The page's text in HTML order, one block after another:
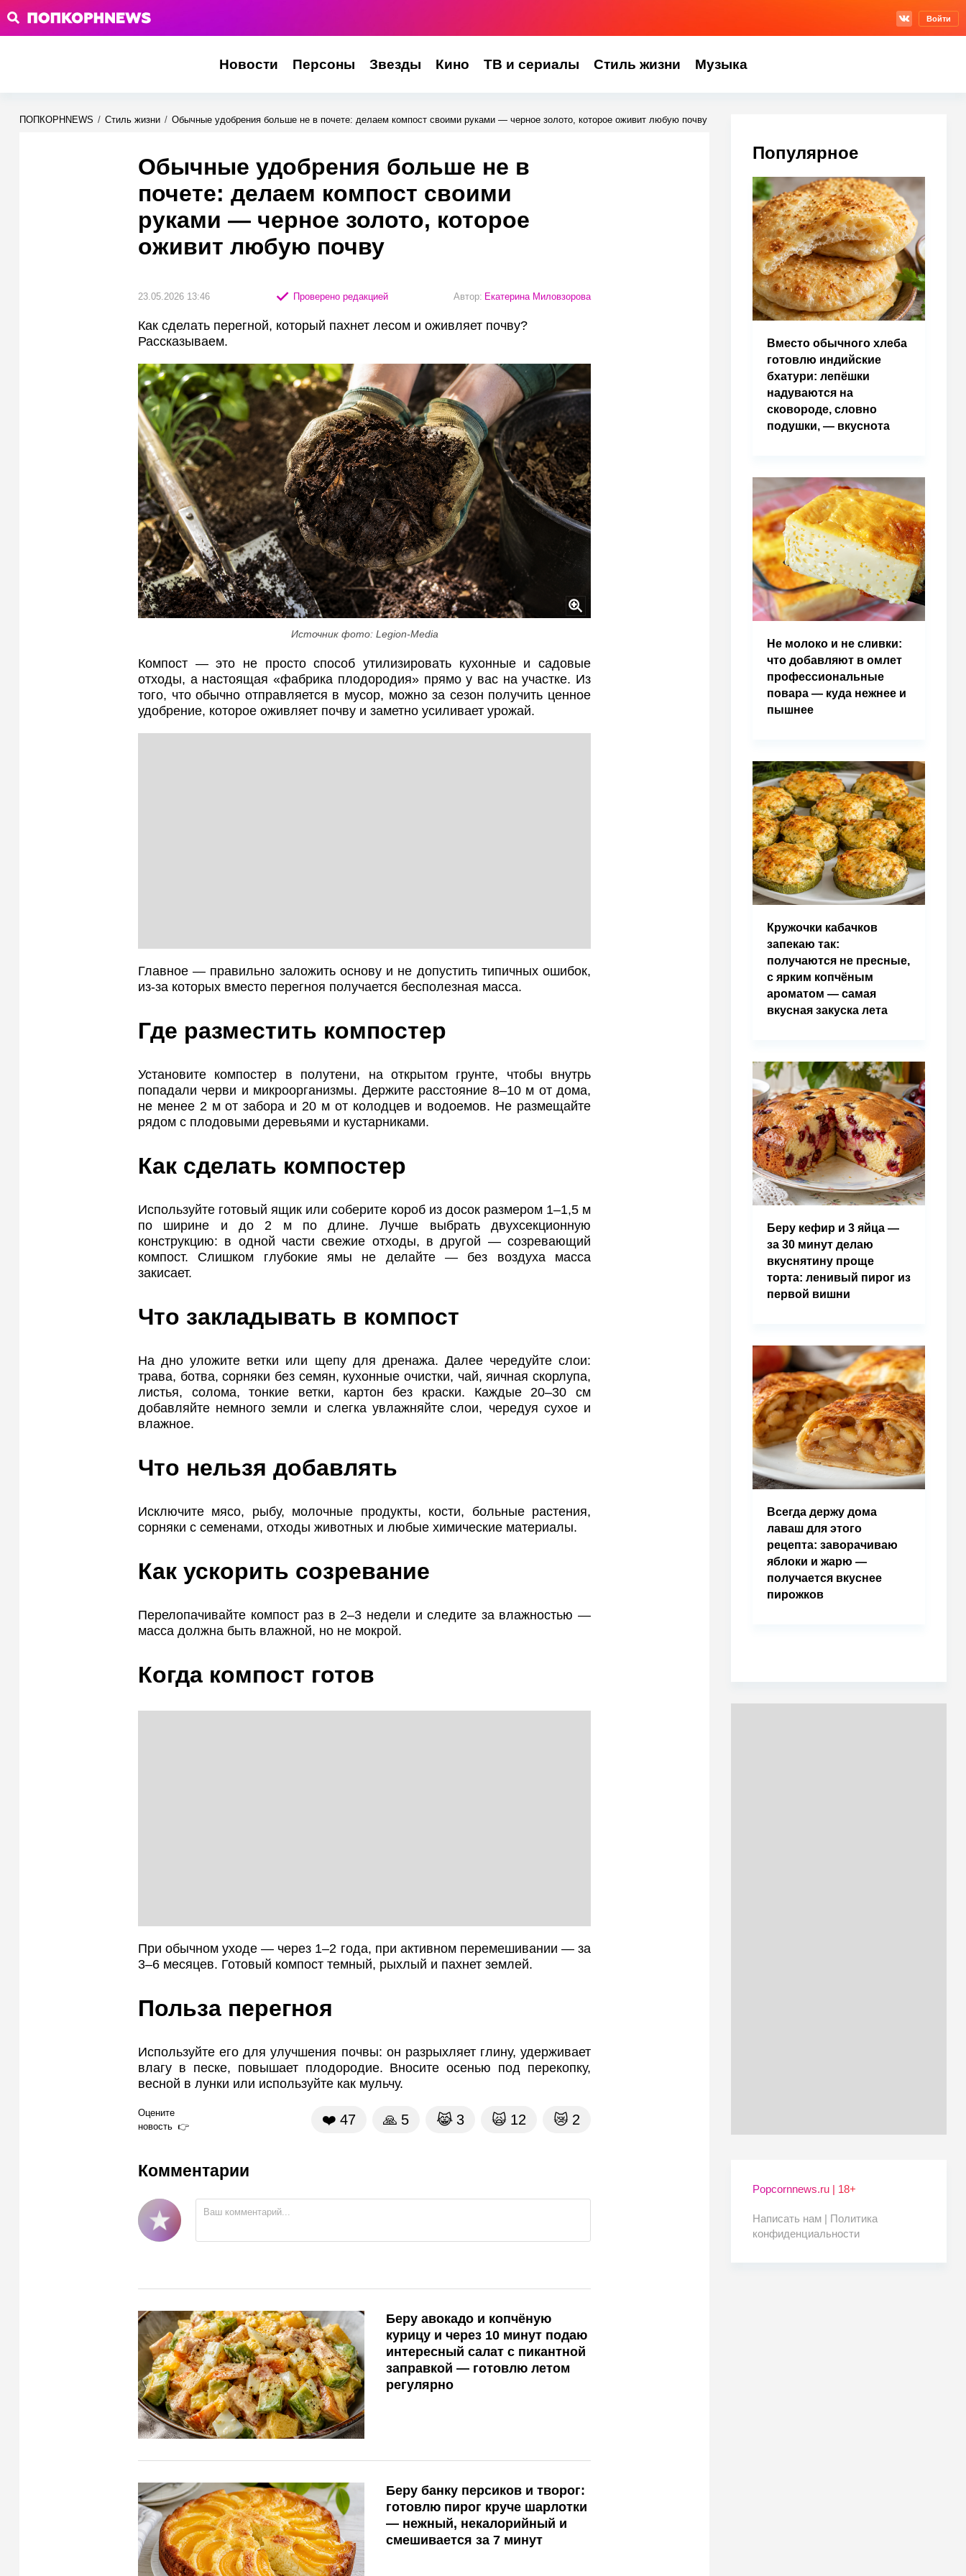
Войти
Новости Персоны Звезды Кино ТВ и сериалы Стиль жизни Музыка
ПОПКОРНNEWS / Стиль жизни / Обычные удобрения больше не в почете: делаем компост своими руками — черное золото, которое оживит любую почву
Обычные удобрения больше не в
почете: делаем компост своими
руками — черное золото, которое
оживит любую почву
23.05.2026 13:46 Проверено редакцией Автор: Екатерина Миловзорова
Как сделать перегной, который пахнет лесом и оживляет почву?
Рассказываем.
Источник фото: Legion-Media
Компост — это не просто способ утилизировать кухонные и садовые
отходы, а настоящая «фабрика плодородия» прямо у вас на участке. Из
того, что обычно отправляется в мусор, можно за сезон получить ценное
удобрение, которое оживляет почву и заметно усиливает урожай.
Главное — правильно заложить основу и не допустить типичных ошибок,
из-за которых вместо перегноя получается бесполезная масса.
Где разместить компостер
Установите компостер в полутени, на открытом грунте, чтобы внутрь
попадали черви и микроорганизмы. Держите расстояние 8–10 м от дома,
не менее 2 м от забора и 20 м от колодцев и водоемов. Не размещайте
рядом с плодовыми деревьями и кустарниками.
Как сделать компостер
Используйте готовый ящик или соберите короб из досок размером 1–1,5 м
по ширине и до 2 м по длине. Лучше выбрать двухсекционную
конструкцию: в одной части свежие отходы, в другой — созревающий
компост. Слишком глубокие ямы не делайте — без воздуха масса
закисает.
Что закладывать в компост
На дно уложите ветки или щепу для дренажа. Далее чередуйте слои:
трава, ботва, сорняки без семян, кухонные очистки, чай, яичная скорлупа,
листья, солома, тонкие ветки, картон без краски. Каждые 20–30 см
добавляйте немного земли и слегка увлажняйте слои, чередуя сухое и
влажное.
Что нельзя добавлять
Исключите мясо, рыбу, молочные продукты, кости, больные растения,
сорняки с семенами, отходы животных и любые химические материалы.
Как ускорить созревание
Перелопачивайте компост раз в 2–3 недели и следите за влажностью —
масса должна быть влажной, но не мокрой.
Когда компост готов
При обычном уходе — через 1–2 года, при активном перемешивании — за
3–6 месяцев. Готовый компост темный, рыхлый и пахнет землей.
Польза перегноя
Используйте его для улучшения почвы: он разрыхляет глину, удерживает
влагу в песке, повышает плодородие. Вносите осенью под перекопку,
весной в лунки или используйте как мульчу.
Оцените
новость
❤️ 47 🙏 5 😹 3 🙀 12 😿 2
Комментарии
Беру авокадо и копчёную
курицу и через 10 минут подаю
интересный салат с пикантной
заправкой — готовлю летом
регулярно
Беру банку персиков и творог:
готовлю пирог круче шарлотки
— нежный, некалорийный и
смешивается за 7 минут
Популярное
Вместо обычного хлеба
готовлю индийские
бхатури: лепёшки
надуваются на
сковороде, словно
подушки, — вкуснота
Не молоко и не сливки:
что добавляют в омлет
профессиональные
повара — куда нежнее и
пышнее
Кружочки кабачков
запекаю так:
получаются не пресные,
с ярким копчёным
ароматом — самая
вкусная закуска лета
Беру кефир и 3 яйца —
за 30 минут делаю
вкуснятину проще
торта: ленивый пирог из
первой вишни
Всегда держу дома
лаваш для этого
рецепта: заворачиваю
яблоки и жарю —
получается вкуснее
пирожков
Popcornnews.ru | 18+
Написать нам | Политика
конфиденциальности